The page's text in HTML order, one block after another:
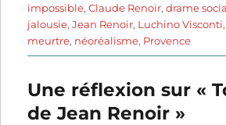
impossible,Claude Renoir,drame
jalousie,Jean Renoir, Luchino Visconti,
meurtre, néoréalisme, Provence
Une réflexion sur «
de Jean Renoir »